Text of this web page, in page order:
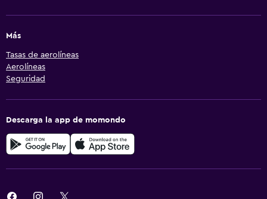
Más
Tasas de aerolíneas
Aerolíneas
Seguridad
Descarga la app de momondo